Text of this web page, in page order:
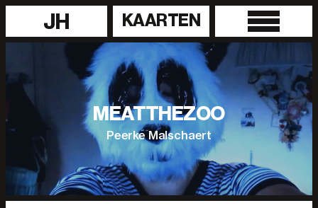
JH KAARTEN
MEATTHEZOO
Peerke Malschaert